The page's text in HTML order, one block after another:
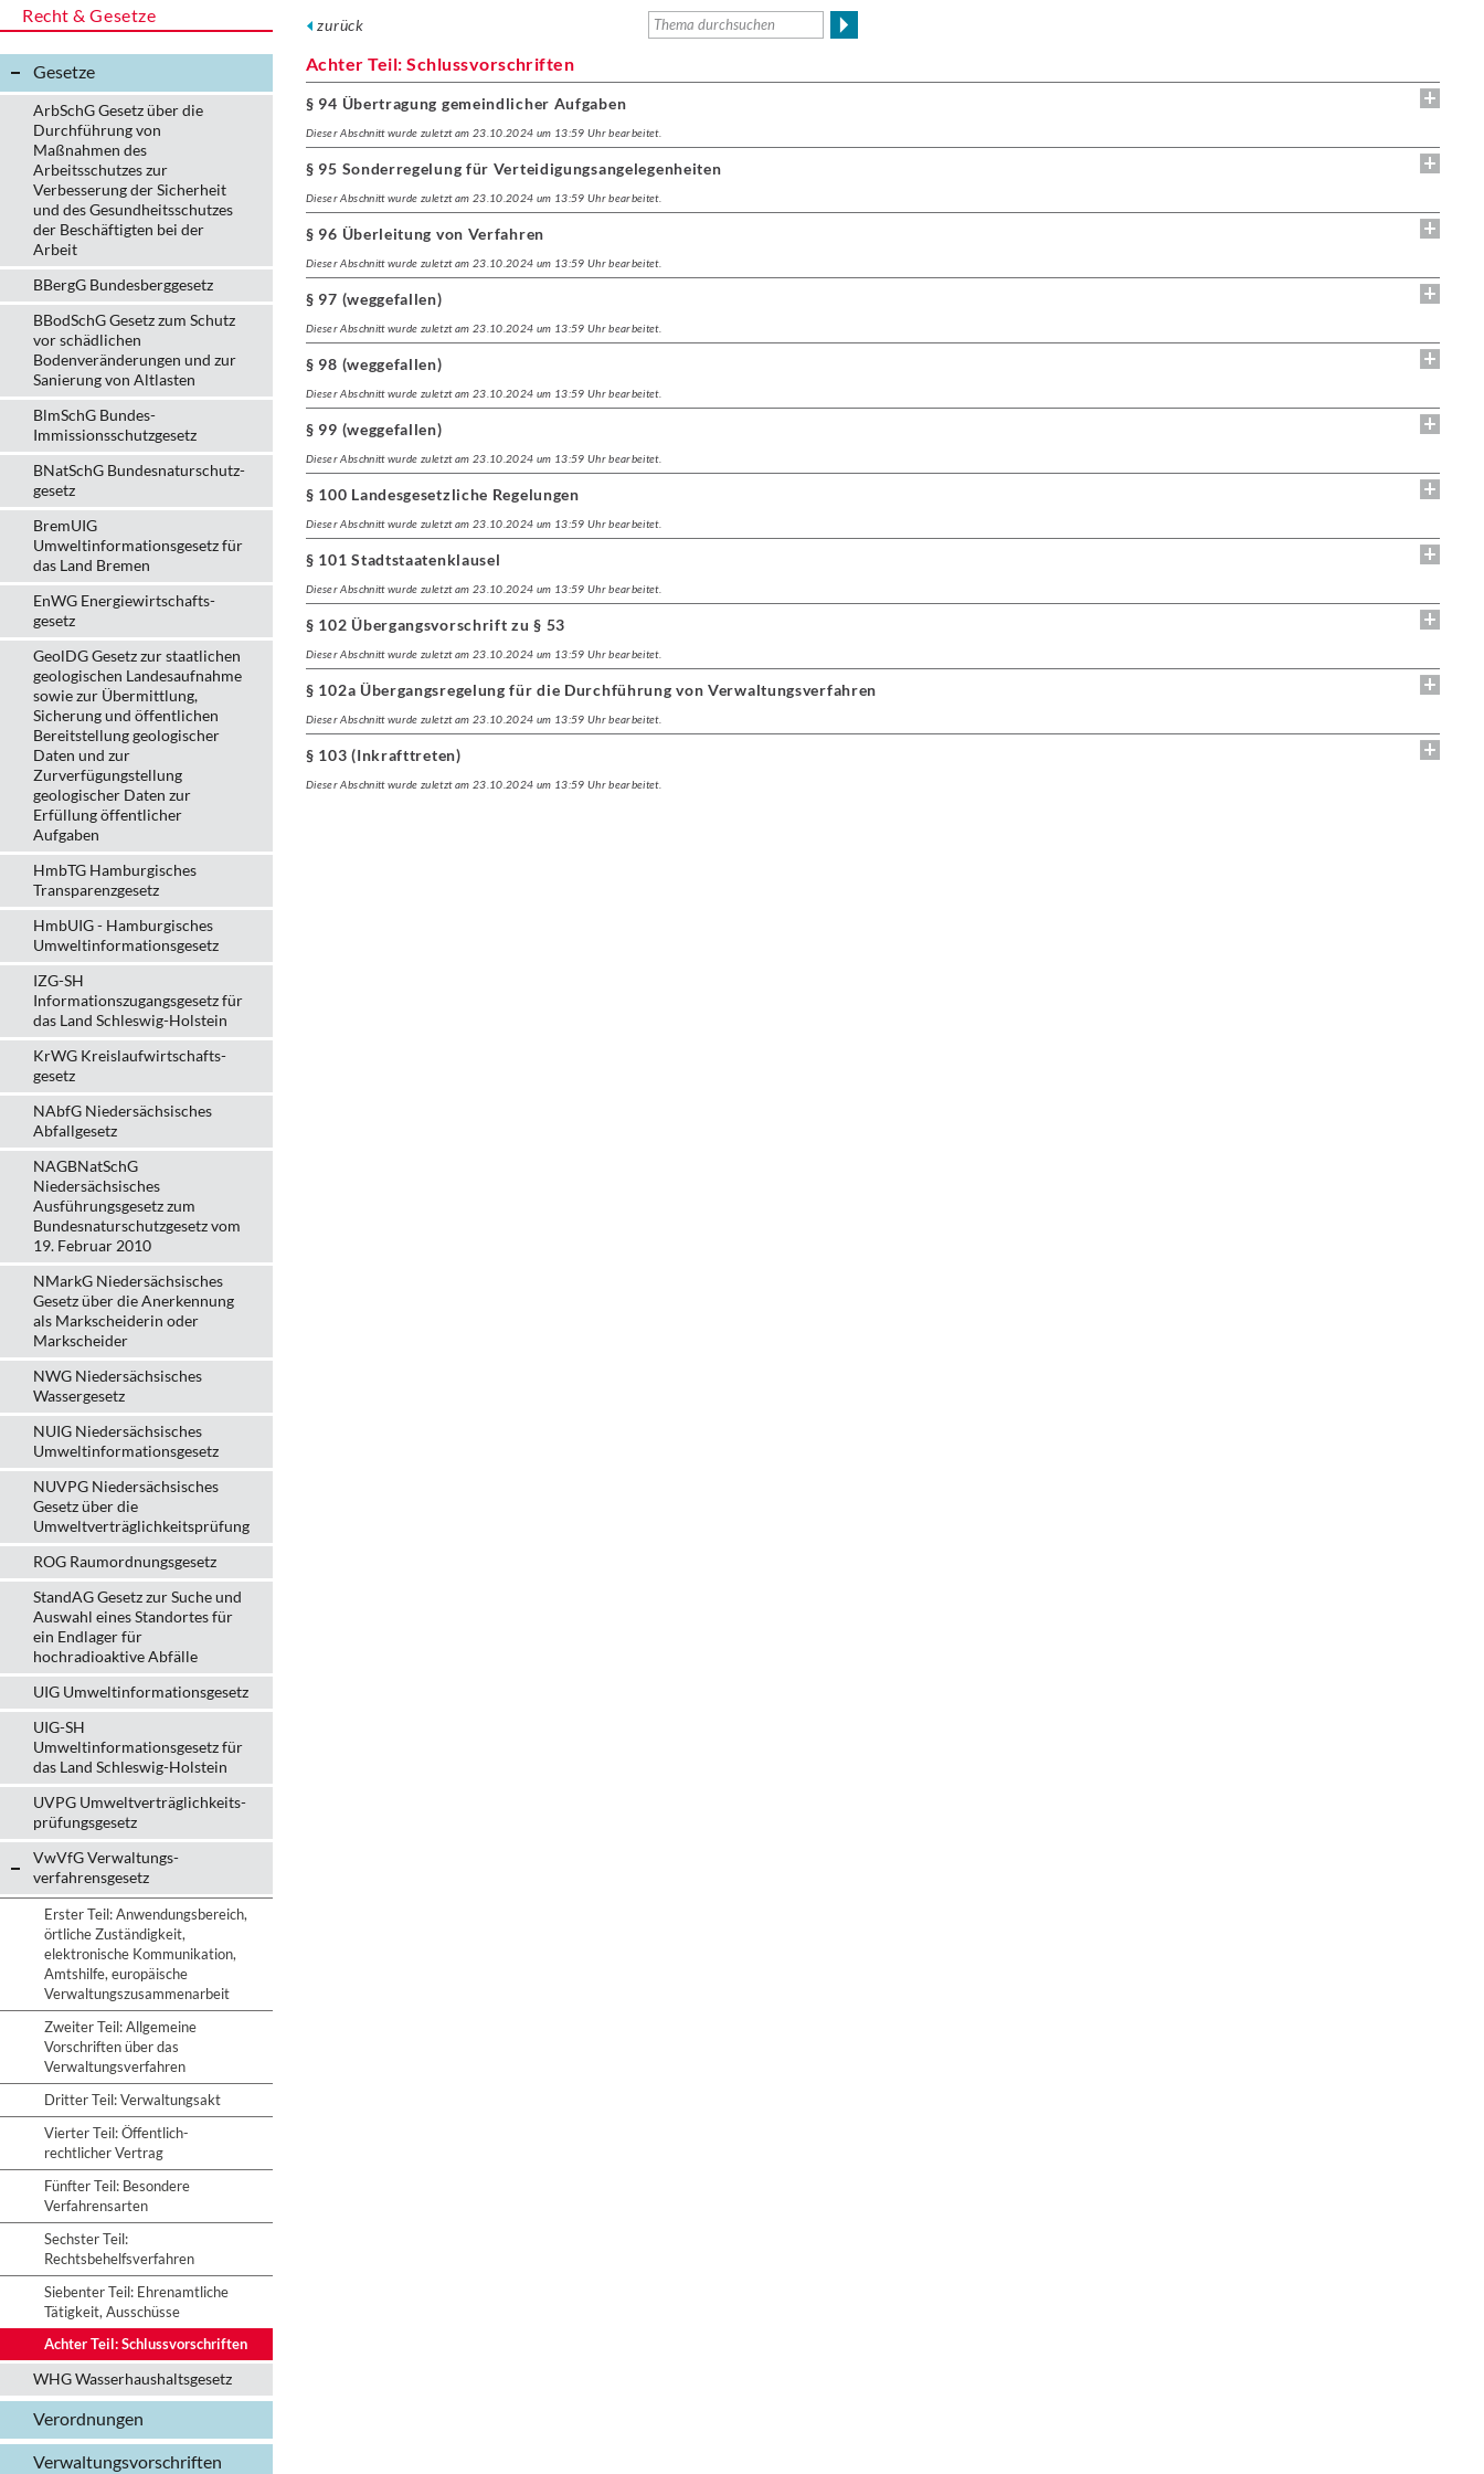
Recht & Gesetze
Gesetze
ArbSchG Gesetz über die
Durchführung von
Maßnahmen des
Arbeitsschutzes zur
Verbesserung der Sicherheit
und des Gesundheitsschutzes
der Beschäftigten bei der
Arbeit
BBergG Bundesberggesetz
BBodSchG Gesetz zum Schutz
vor schädlichen
Bodenveränderungen und zur
Sanierung von Altlasten
BlmSchG Bundes-
Immissionsschutz­gesetz
BNatSchG Bundesnaturschutz-
gesetz
BremUIG
Umweltinformationsgesetz für
das Land Bremen
EnWG Energiewirtschafts-
gesetz
GeolDG Gesetz zur staatlichen
geologischen Landesaufnahme
sowie zur Übermittlung,
Sicherung und öffentlichen
Bereitstellung geologischer
Daten und zur
Zurverfügungstellung
geologischer Daten zur
Erfüllung öffentlicher
Aufgaben
HmbTG Hamburgisches
Transparenzgesetz
HmbUIG - Hamburgisches
Umweltinformationsgesetz
IZG-SH
Informationszugangsgesetz für
das Land Schleswig-Holstein
KrWG Kreislaufwirtschafts­
gesetz
NAbfG Niedersächsisches
Abfallgesetz
NAGBNatSchG
Niedersächsisches
Ausführungsgesetz zum
Bundesnaturschutzgesetz vom
19. Februar 2010
NMarkG Niedersächsisches
Gesetz über die Anerkennung
als Markscheiderin oder
Markscheider
NWG Niedersächsisches
Wassergesetz
NUIG Niedersächsisches
Umweltinformationsgesetz
NUVPG Niedersächsisches
Gesetz über die
Umweltverträglichkeitsprüfung
ROG Raumordnungsgesetz
StandAG Gesetz zur Suche und
Auswahl eines Standortes für
ein Endlager für
hochradioaktive Abfälle
UIG Umweltinformationsgesetz
UIG-SH
Umweltinformationsgesetz für
das Land Schleswig-Holstein
UVPG Umweltverträglich­keits­
prüfungs­gesetz
VwVfG Verwaltungs­
verfahrens­gesetz
Erster Teil: Anwendungsbereich,
örtliche Zuständigkeit,
elektronische Kommunikation,
Amtshilfe, europäische
Verwaltungszusammenarbeit
Zweiter Teil: Allgemeine
Vorschriften über das
Verwaltungsverfahren
Dritter Teil: Verwaltungsakt
Vierter Teil: Öffentlich-
rechtlicher Vertrag
Fünfter Teil: Besondere
Verfahrensarten
Sechster Teil:
Rechtsbehelfsverfahren
Siebenter Teil: Ehrenamtliche
Tätigkeit, Ausschüsse
Achter Teil: Schlussvorschriften
WHG Wasserhaushalts­gesetz
Verordnungen
Verwaltungs­vorschriften
zurück
Achter Teil: Schlussvorschriften
§ 94 Übertragung gemeindlicher Aufgaben
Dieser Abschnitt wurde zuletzt am 23.10.2024 um 13:59 Uhr bearbeitet.
§ 95 Sonderregelung für Verteidigungsangelegenheiten
Dieser Abschnitt wurde zuletzt am 23.10.2024 um 13:59 Uhr bearbeitet.
§ 96 Überleitung von Verfahren
Dieser Abschnitt wurde zuletzt am 23.10.2024 um 13:59 Uhr bearbeitet.
§ 97 (weggefallen)
Dieser Abschnitt wurde zuletzt am 23.10.2024 um 13:59 Uhr bearbeitet.
§ 98 (weggefallen)
Dieser Abschnitt wurde zuletzt am 23.10.2024 um 13:59 Uhr bearbeitet.
§ 99 (weggefallen)
Dieser Abschnitt wurde zuletzt am 23.10.2024 um 13:59 Uhr bearbeitet.
§ 100 Landesgesetzliche Regelungen
Dieser Abschnitt wurde zuletzt am 23.10.2024 um 13:59 Uhr bearbeitet.
§ 101 Stadtstaatenklausel
Dieser Abschnitt wurde zuletzt am 23.10.2024 um 13:59 Uhr bearbeitet.
§ 102 Übergangsvorschrift zu § 53
Dieser Abschnitt wurde zuletzt am 23.10.2024 um 13:59 Uhr bearbeitet.
§ 102a Übergangsregelung für die Durchführung von Verwaltungsverfahren
Dieser Abschnitt wurde zuletzt am 23.10.2024 um 13:59 Uhr bearbeitet.
§ 103 (Inkrafttreten)
Dieser Abschnitt wurde zuletzt am 23.10.2024 um 13:59 Uhr bearbeitet.